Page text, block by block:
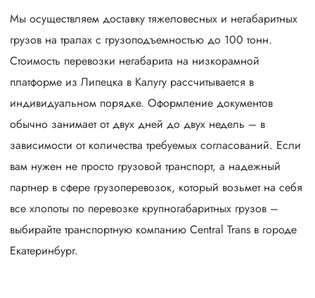
Мы осуществляем доставку тяжеловесных и негабаритных
грузов на тралах с грузоподъемностью до 100 тонн.
Стоимость перевозки негабарита на низкорамной
платформе из Липецка в Калугу рассчитывается в
индивидуальном порядке. Оформление документов
обычно занимает от двух дней до двух недель – в
зависимости от количества требуемых согласований. Если
вам нужен не просто грузовой транспорт, а надежный
партнер в сфере грузоперевозок, который возьмет на себя
все хлопоты по перевозке крупногабаритных грузов –
выбирайте транспортную компанию Central Trans в городе
Екатеринбург.